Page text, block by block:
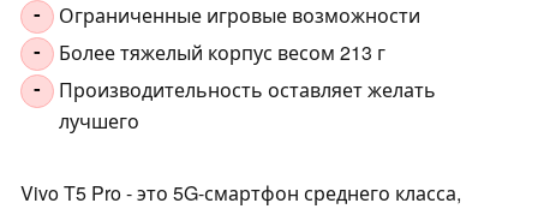
- Ограниченные игровые возможности
- Более тяжелый корпус весом 213 г
-
Производительность оставляет желать
лучшего
Vivo T5 Pro - это 5G-смартфон среднего класса,